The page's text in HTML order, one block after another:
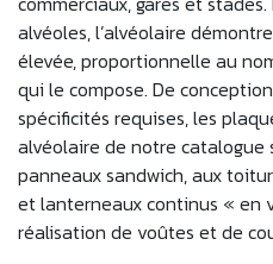
alvéoles, l’alvéolaire
élevée, proportionnelle au
qui le compose. De
spécificités requises, les
alvéolaire de notre
panneaux sandwich, aux
et lanterneaux continus « en
réalisation de voûtes et de